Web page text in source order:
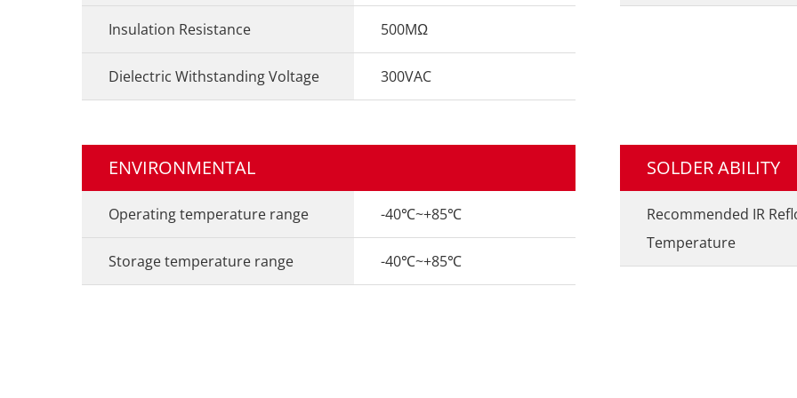
Insulation Resistance 500MΩ
Dielectric Withstanding Voltage 300VAC
ENVIRONMENTAL
Operating temperature range -40℃~+85℃
Storage temperature range -40℃~+85℃
SOLDER ABILITY
Recommended IR
Temperature